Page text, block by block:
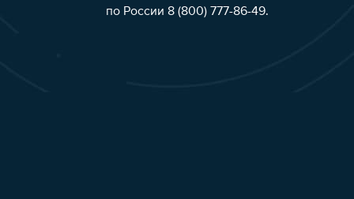
по России 8 (800) 777-86-49.